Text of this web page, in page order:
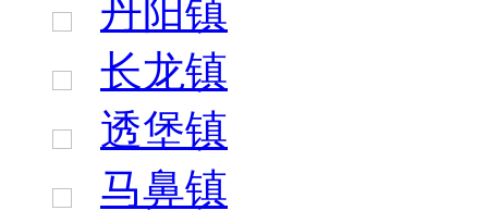
丹阳镇
长龙镇
透堡镇
马鼻镇